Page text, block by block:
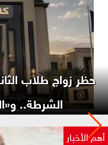
حظر زواج طلاب
الشرطة..
أهم الأخبار